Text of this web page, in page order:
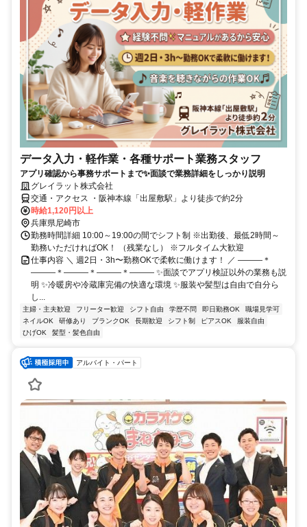
データ入力・軽作業・各種サポート業務スタッフ
アプリ確認から事務サポートまで✨面談で業務詳細をしっかり説明
グレイラット株式会社
交通・アクセス ・阪神本線「出屋敷駅」より徒歩で約2分
時給1,120円以上
兵庫県尼崎市
勤務時間詳細 10:00～19:00の間でシフト制 ※出勤後、最低2時間～
勤務いただければOK！ （残業なし） ※フルタイム大歓迎
仕事内容 ＼ 週2日・3h〜勤務OKで柔軟に働けます！ ／ ―――＊
―――＊―――＊―――＊――― ✨面談でアプリ検証以外の業務も説
明 ✨冷暖房や冷蔵庫完備の快適な環境 ✨服装や髪型は自由で自分ら
し...
主婦・主夫歓迎 フリーター歓迎 シフト自由 学歴不問 即日勤務OK
職場見学可
ネイルOK
研修あり ブランクOK 長期歓迎 シフト制 ピアスOK
服装自由
ひげOK
髪型・髪色自由
アルバイト・パート